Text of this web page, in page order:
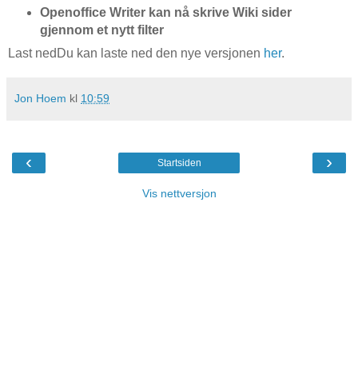
Openoffice Writer kan nå skrive Wiki sider
gjennom et nytt filter
Last nedDu kan laste ned den nye versjonen her.
Jon Hoem kl 10:59
‹ ›
Startsiden
Vis nettversjon